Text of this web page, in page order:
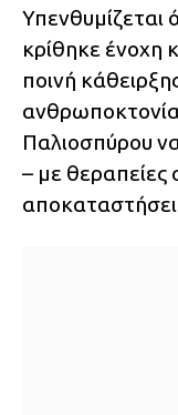
Υπενθυμίζεται
κρίθηκε ένοχη
ποινή
Παλιοσπύρου
– με θεραπείες
αποκαταστήσει